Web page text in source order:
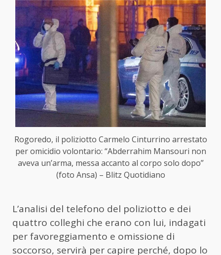
Rogoredo, il poliziotto Carmelo Cinturrino arrestato
per omicidio volontario: “Abderrahim Mansouri non
aveva un’arma, messa accanto al corpo solo dopo”
(foto Ansa) – Blitz Quotidiano
L’analisi del telefono del poliziotto e dei
quattro colleghi che erano con lui, indagati
per favoreggiamento e omissione di
soccorso, servirà per capire perché, dopo lo